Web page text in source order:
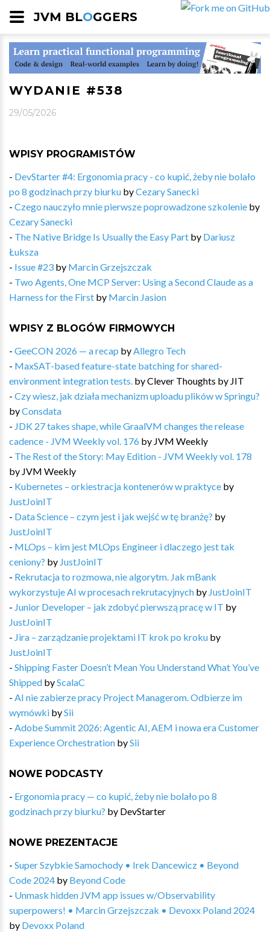
JVM BLOGGERS
WYDANIE #538
29/05/2026
WPISY PROGRAMISTÓW
- DevStarter #4: Ergonomia pracy - co kupić, żeby nie bolało
po 8 godzinach przy biurku byCezary Sanecki
- Czego nauczyło mnie pierwsze poprowadzone szkolenie by
Cezary Sanecki
- The Native Bridge Is Usually the Easy Part by Dariusz
Łuksza
- Issue #23 by Marcin Grzejszczak
- Two Agents, One MCP Server: Using a Second Claude as a
Harness for the First by Marcin Jasion
WPISY Z BLOGÓW FIRMOWYCH
- GeeCON 2026 — a recap by Allegro Tech
- MaxSAT-based feature-state batching for shared-
environment integration tests. byClever Thoughts by JIT
- Czy wiesz, jak działa mechanizm uploadu plików w Springu?
byConsdata
- JDK 27 takes shape, while GraalVM changes the release
cadence - JVM Weekly vol. 176 by JVM Weekly
- The Rest of the Story: May Edition - JVM Weekly vol. 178
by JVM Weekly
- Kubernetes – orkiestracja kontenerów w praktyce by
JustJoinIT
- Data Science – czym jest i jak wejść w tę branżę? by
JustJoinIT
- MLOps – kim jest MLOps Engineer i dlaczego jest tak
ceniony? by JustJoinIT
- Rekrutacja to rozmowa, nie algorytm. Jak mBank
wykorzystuje AI w procesach rekrutacyjnych by JustJoinIT
- Junior Developer – jak zdobyć pierwszą pracę w IT by
JustJoinIT
- Jira – zarządzanie projektami IT krok po kroku by
JustJoinIT
- Shipping Faster Doesn’t Mean You Understand What You’ve
Shipped byScalaC
- AI nie zabierze pracy Project Managerom. Odbierze im
wymówki bySii
- Adobe Summit 2026: Agentic AI, AEM i nowa era Customer
Experience Orchestration bySii
NOWE PODCASTY
- Ergonomia pracy — co kupić, żeby nie bolało po 8
godzinach przy biurku? by DevStarter
NOWE PREZENTACJE
- Super Szybkie Samochody • Irek Dancewicz • Beyond
Code 2024 by Beyond Code
- Unmask hidden JVM app issues w/Observability
superpowers! • Marcin Grzejszczak • Devoxx Poland 2024
by Devoxx Poland